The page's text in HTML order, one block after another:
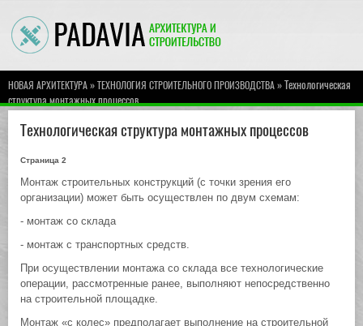
НОВАЯ АРХИТЕКТУРА»ТЕХНОЛОГИЯ СТРОИТЕЛЬНОГО ПРОИЗВОДСТВА» Технологическая
структура монтажных процессов
Технологическая структура монтажных процессов
Страница 2
Монтаж строительных конструкций (с точки зрения его
организации) может быть осуществлен по двум схемам:
- монтаж со склада
- монтаж с транспортных средств.
При осуществлении монтажа со склада все технологические
операции, рассмотренные ранее, выполняют непосредственно
на строительной площадке.
Монтаж «с колес» предполагает выполнение на строительной